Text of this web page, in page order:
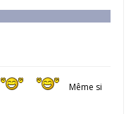
Même si